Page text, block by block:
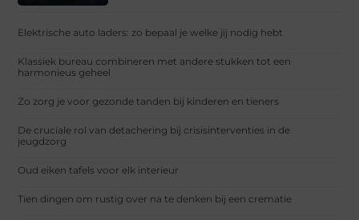
Elektrische auto laders: zo bepaal je welke jij nodig hebt
Klassiek bureau combineren met andere stukken tot een
harmonieus geheel
Zo zorg je voor gezonde tanden bij kinderen en tieners
De cruciale rol van detachering bij crisisinterventies in de
jeugdzorg
Oud eiken tafels voor elk interieur
Tien dingen om rustig over na te denken bij een crematie